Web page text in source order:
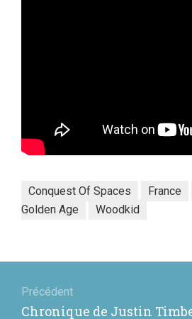
Conquest Of Spaces France
Golden Age
Woodkid
dePrécédent
Article
Chronique de Justin